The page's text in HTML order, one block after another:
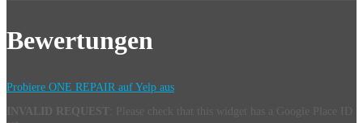
Bewertungen
Probiere ONE REPAIR auf Yelp aus
INVALID REQUEST